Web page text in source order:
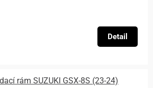
Detail
rám SUZUKI GSX-8S (23-24)